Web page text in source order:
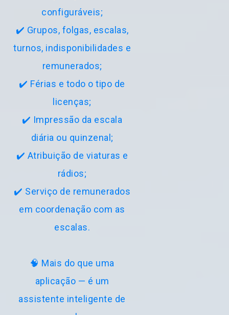
configuráveis;
✔️ Grupos, folgas, escalas,
turnos, indisponibilidades e
remunerados;
✔️ Férias e todo o tipo de
licenças;
✔️ Impressão da escala
diária ou quinzenal;
✔️ Atribuição de viaturas e
rádios;
✔️ Serviço de remunerados
em coordenação com as
escalas.
🧠 Mais do que uma
aplicação — é um
assistente inteligente de